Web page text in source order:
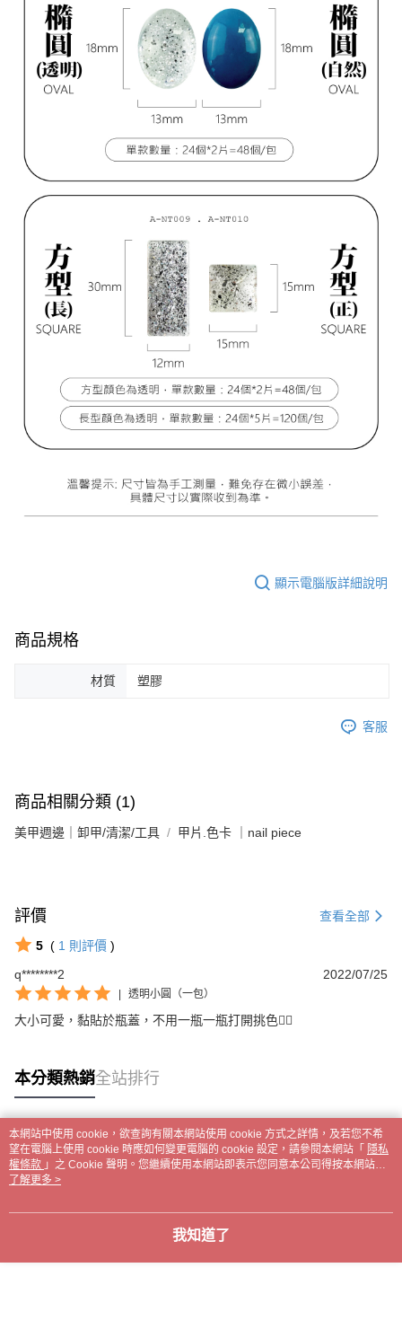
顯示電腦版詳細說明
商品規格
材質 塑膠
客服
商品相關分類 (1)
美甲週邊｜卸甲/清潔/工具 甲片.色卡 ｜nail piece
評價 查看全部
5 ( 1 則評價 )
q********2
2022/07/25
透明小圓（一包）
大小可愛，黏貼於瓶蓋，不用一瓶一瓶打開挑色👍🏻
本分類熱銷全站排行
熱門標籤
本網站中使用 cookie，欲查詢有關本網站使用 cookie 方式之詳情，及若您不希
望在電腦上使用 cookie 時應如何變更電腦的 cookie 設定，請參閱本網站「 隱私
權條款 」之 Cookie 聲明。您繼續使用本網站即表示您同意本公司得按本網站使
用條款之 Cookie 聲明使用 cookie。
了解更多 >
我知道了